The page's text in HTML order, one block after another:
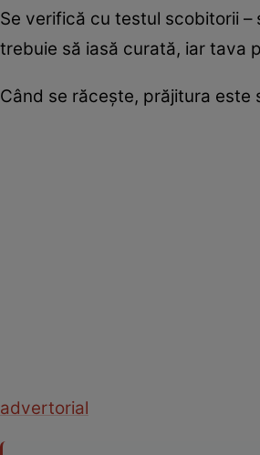
Se verifică cu testul scobitorii
trebuie să iasă curată, iar tava
Când se răcește, prăjitura
advertorial